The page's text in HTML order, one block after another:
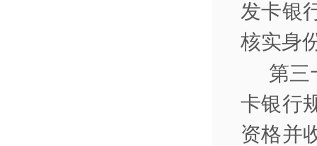
发卡银
核实身
第三
卡银行
资格并